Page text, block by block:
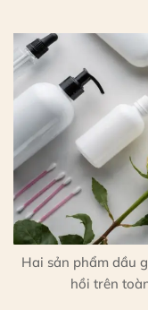
Hai sản phẩm dầu
hồi trên